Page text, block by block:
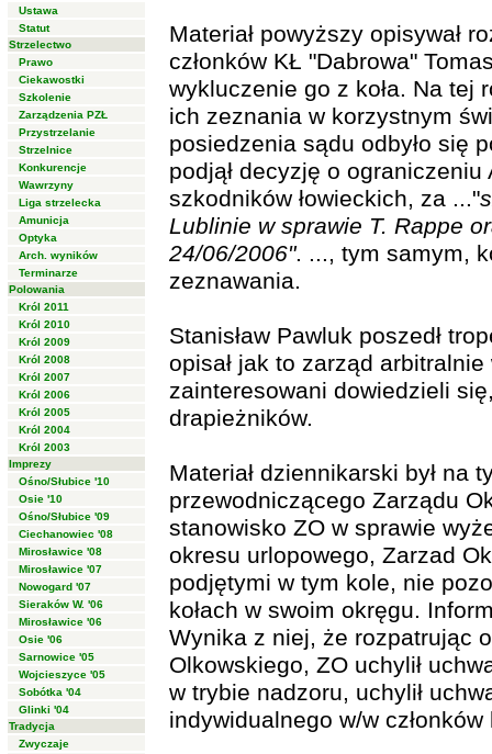
Ustawa
Statut
Strzelectwo
Prawo
Ciekawostki
Szkolenie
Zarządzenia PZŁ
Przystrzelanie
Strzelnice
Konkurencje
Wawrzyny
Liga strzelecka
Amunicja
Optyka
Arch. wyników
Terminarze
Polowania
Król 2011
Król 2010
Król 2009
Król 2008
Król 2007
Król 2006
Król 2005
Król 2004
Król 2003
Imprezy
Ośno/Słubice '10
Osie '10
Ośno/Słubice '09
Ciechanowiec '08
Mirosławice '08
Mirosławice '07
Nowogard '07
Sieraków W. '06
Mirosławice '06
Osie '06
Sarnowice '05
Wojcieszyce '05
Sobótka '04
Glinki '04
Tradycja
Zwyczaje
Materiał powyższy opisywał
członków KŁ "Dabrowa"
wykluczenie go z koła. Na tej
ich zeznania w korzystnym
posiedzenia sądu odbyło się
podjął decyzję o
szkodników łowieckich, za ..."
Lublinie w sprawie T. Rappe
24/06/2006". ..., tym samym,
zeznawania.
Stanisław Pawluk poszedł
opisał jak to zarząd
zainteresowani dowiedzieli
drapieżników.
Materiał dziennikarski był na
przewodniczącego Zarządu
stanowisko ZO w sprawie
okresu urlopowego, Zarzad
podjętymi w tym kole, nie
kołach w swoim okręgu.
Wynika z niej, że rozpatrując
Olkowskiego, ZO uchylił
w trybie nadzoru, uchylił
indywidualnego w/w członków